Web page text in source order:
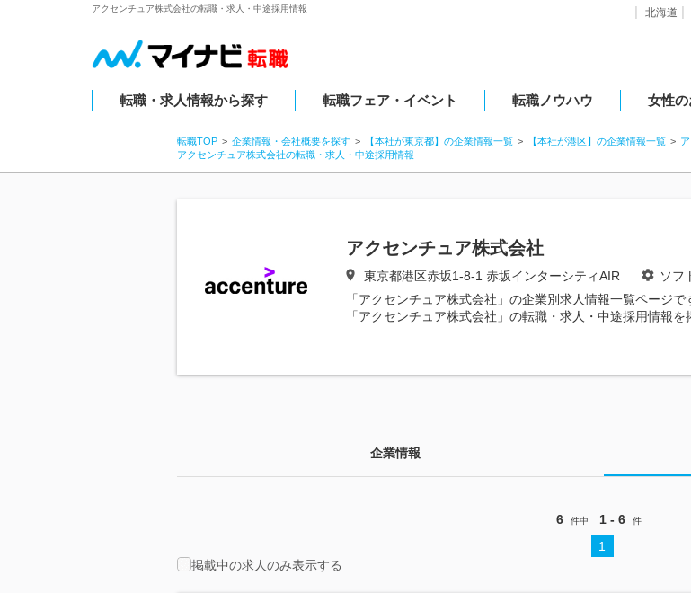
アクセンチュア株式会社の転職・求人・中途採用情報 北海道
転職・求人情報から探す 転職フェア・イベント 転職ノウハウ 女性の
転職TOP 企業情報・会社概要を探す 【本社が東京都】の企業情報一覧 【本社が港区】の企業情報一覧
アクセンチュア株式会社の転職・求人・中途採用情報
アクセンチュア株式会社
東京都港区赤坂1-8-1 赤坂インターシティAIR
ソフ
「アクセンチュア株式会社」の企業別求人情報一覧ページで
「アクセンチュア株式会社」の転職・求人・中途採用情報を
企業情報
6 件中 1 - 6 件
1
掲載中の求人のみ表示する